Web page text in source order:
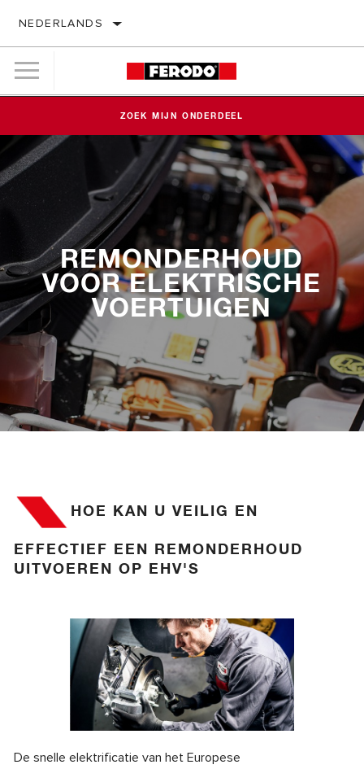
NEDERLANDS
ZOEK MIJN ONDERDEEL
REMONDERHOUD
VOOR ELEKTRISCHE
VOERTUIGEN
HOE KAN U VEILIG EN
EFFECTIEF EEN REMONDERHOUD
UITVOEREN OP EHV'S
De snelle elektrificatie van het Europese